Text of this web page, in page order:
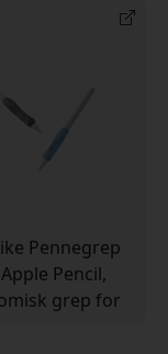
Pennegrep
Pencil,
grep for